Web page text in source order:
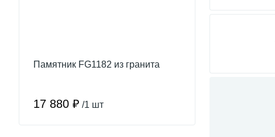
Памятник FG1182 из гранита
17 880 ₽ /1 шт